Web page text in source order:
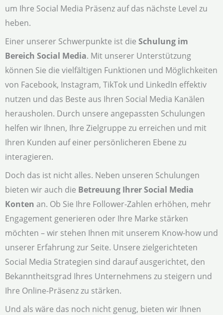
um Ihre Social Media Präsenz auf das nächste Level zu
heben.
Einer unserer Schwerpunkte ist die Schulung im
Bereich Social Media. Mit unserer Unterstützung
können Sie die vielfältigen Funktionen und Möglichkeiten
von Facebook, Instagram, TikTok und LinkedIn effektiv
nutzen und das Beste aus Ihren Social Media Kanälen
herausholen. Durch unsere angepassten Schulungen
helfen wir Ihnen, Ihre Zielgruppe zu erreichen und mit
Ihren Kunden auf einer persönlicheren Ebene zu
interagieren.
Doch das ist nicht alles. Neben unseren Schulungen
bieten wir auch die Betreuung Ihrer Social Media
Konten an. Ob Sie Ihre Follower-Zahlen erhöhen, mehr
Engagement generieren oder Ihre Marke stärken
möchten – wir stehen Ihnen mit unserem Know-how und
unserer Erfahrung zur Seite. Unsere zielgerichteten
Social Media Strategien sind darauf ausgerichtet, den
Bekanntheitsgrad Ihres Unternehmens zu steigern und
Ihre Online-Präsenz zu stärken.
Und als wäre das noch nicht genug, bieten wir Ihnen